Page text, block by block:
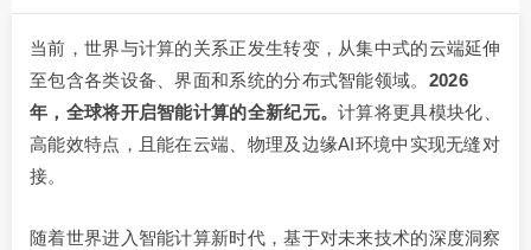
当前，世界与计算的关系正发生转变，从集中式的云端延伸
至包含各类设备、界面和系统的分布式智能领域。 2026
年，全球将开启智能计算的全新纪元。计算将更具模块化、
高能效特点，且能在云端、物理及边缘AI环境中实现无缝对
接。
随着世界进入智能计算新时代，基于对未来技术的深度洞察